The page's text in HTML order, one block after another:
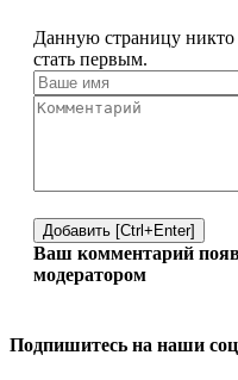
Данную страницу
стать первым.
Добавить [Ctrl+Enter]
Ваш комментарий
модератором
Подпишитесь на наши